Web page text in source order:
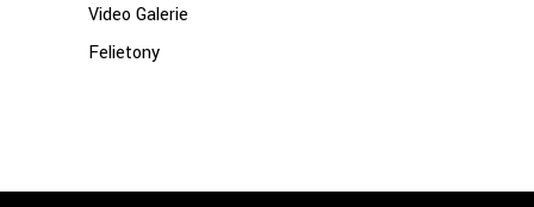
Video Galerie
Felietony